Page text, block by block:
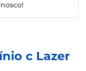
c Lazer